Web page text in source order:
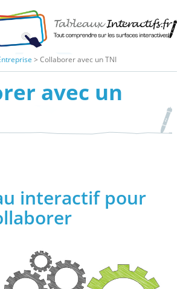
> Collaborer avec un TNI
avec un
interactif pour